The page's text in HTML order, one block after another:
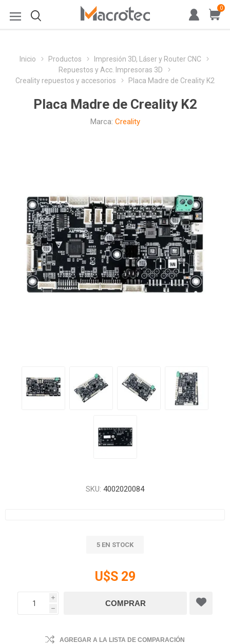
0
Inicio Productos
Impresión 3D, Láser y Router CNC
Repuestos y Acc. Impresoras 3D
Creality repuestos y accesorios
Placa Madre de Creality K2
Placa Madre de Creality K2
Marca: Creality
SKU: 4002020084
5 EN STOCK
U$S 29
i
h
AGREGAR A LA LISTA DE COMPARACIÓN